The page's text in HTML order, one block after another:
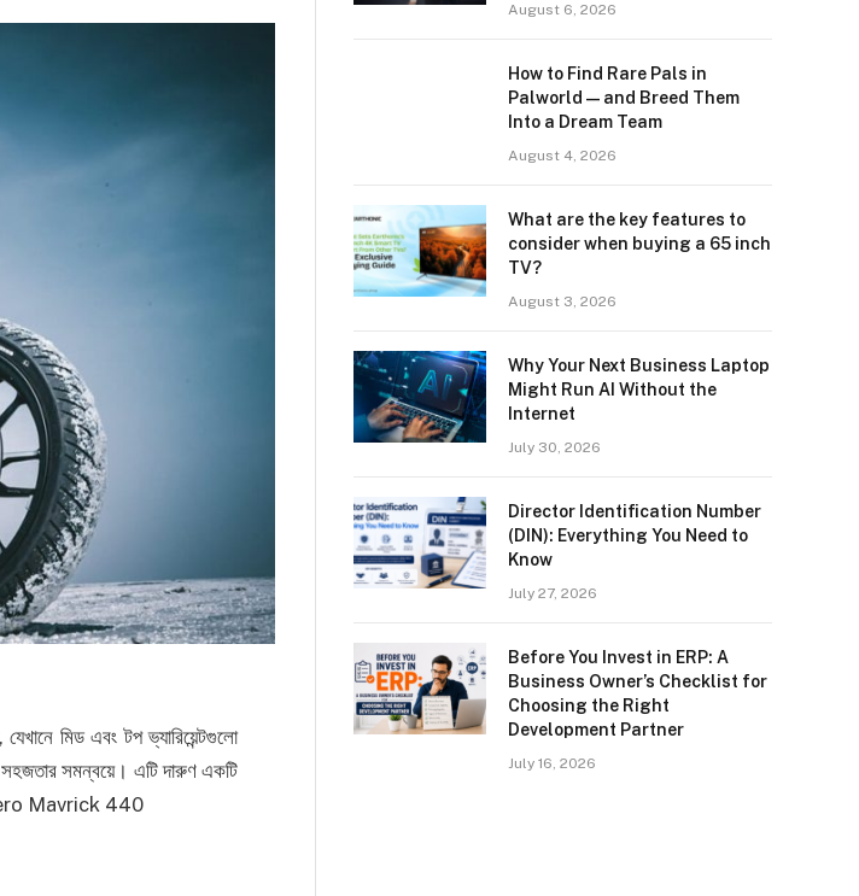
মিড এবং টপ ভ্যারিয়েন্টগুলো
সহজতার সমন্বয়ে। এটি দারুণ একটি
Hero Mavrick 440
August 6, 2026
How to Find Rare Pals in
Palworld — and Breed Them
Into a Dream Team
August 4, 2026
What are the key features to
consider when buying a 65 inch
TV?
August 3, 2026
Why Your Next Business Laptop
Might Run AI Without the
Internet
July 30, 2026
Director Identification Number
(DIN): Everything You Need to
Know
July 27, 2026
Before You Invest in ERP: A
Business Owner’s Checklist for
Choosing the Right
Development Partner
July 16, 2026